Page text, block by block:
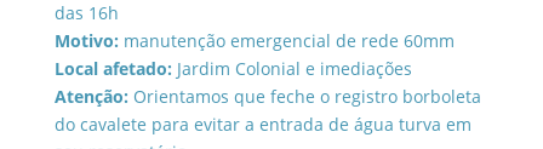
das 16h
Motivo: manutenção emergencial de rede 60mm
Local afetado: Jardim Colonial e imediações
Atenção: Orientamos que feche o registro borboleta
do cavalete para evitar a entrada de água turva em